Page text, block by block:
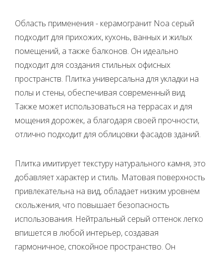
Область применения - керамогранит Noa серый
подходит для прихожих, кухонь, ванных и жилых
помещений, а также балконов. Он идеально
подходит для создания стильных офисных
пространств. Плитка универсальна для укладки на
полы и стены, обеспечивая современный вид.
Также может использоваться на террасах и для
мощения дорожек, а благодаря своей прочности,
отлично подходит для облицовки фасадов зданий.
Плитка имитирует текстуру натурального камня, это
добавляет характер и стиль. Матовая поверхность
привлекательна на вид, обладает низким уровнем
скольжения, что повышает безопасность
использования. Нейтральный серый оттенок легко
впишется в любой интерьер, создавая
гармоничное, спокойное пространство. Он